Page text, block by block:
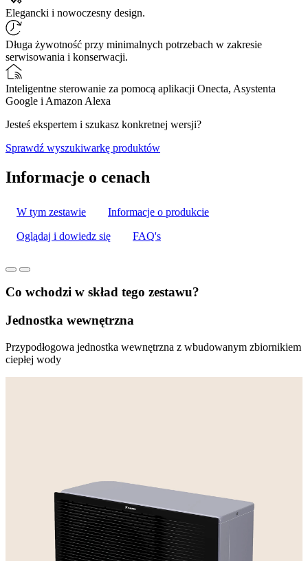
Elegancki i nowoczesny design.
Długa żywotność przy minimalnych potrzebach w zakresie
serwisowania i konserwacji.
Inteligentne sterowanie za pomocą aplikacji Onecta, Asystenta
Google i Amazon Alexa
Jesteś ekspertem i szukasz konkretnej wersji?
Sprawdź wyszukiwarkę produktów
Informacje o cenach
W tym zestawie Informacje o produkcie
Oglądaj i dowiedz się FAQ's
Co wchodzi w skład tego zestawu?
Jednostka wewnętrzna
Przypodłogowa jednostka wewnętrzna z wbudowanym zbiornikiem
ciepłej wody